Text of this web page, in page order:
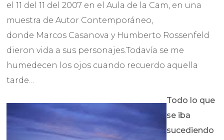
el 11 del 11 del 2007 en el Aula de la Cam, en una
muestra de Autor Contemporáneo,
donde Marcos Casanova y Humberto Rossenfeld
dieron vida a sus personajes.Todavía se me
humedecen los ojos cuando recuerdo aquella
tarde…
Todo lo que
se iba
sucediendo